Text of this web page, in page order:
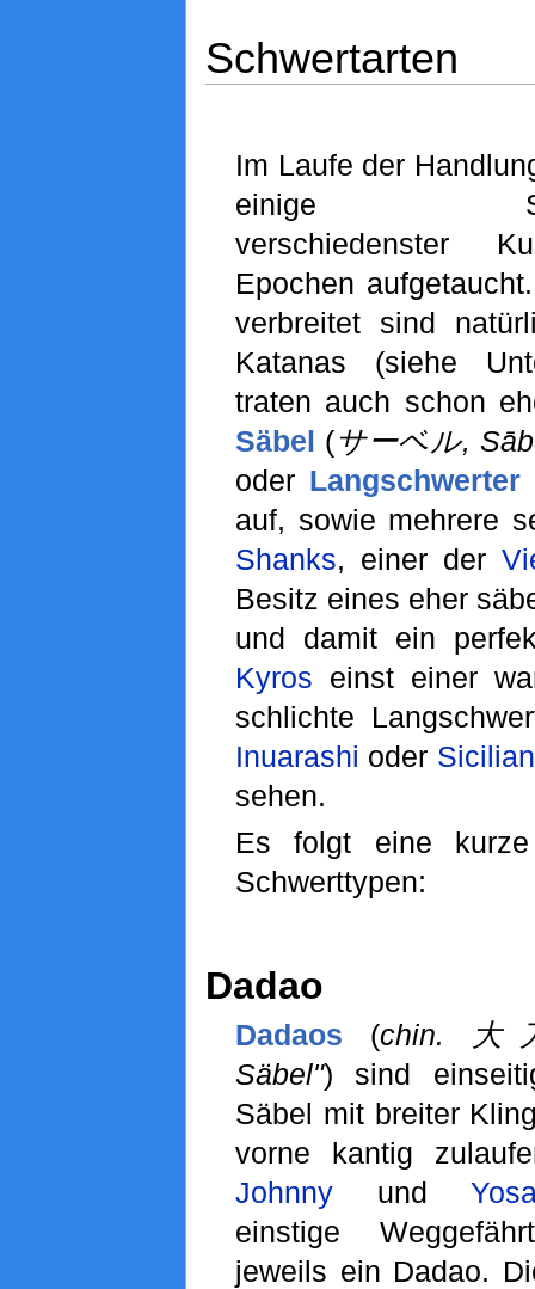
Schwertarten
Im Laufe der
einige
verschiedenster
Epochen
verbreitet sind
Katanas (siehe
traten auch schon
Säbel (サーベル,
oder Langschwerter
auf, sowie mehrere
Shanks, einer der
Besitz eines eher
und damit ein
Kyros einst einer
schlichte
Inuarashi oder Sicilian
sehen.
Es folgt eine kurze
Schwerttypen:
Dadao
Dadaos (chin. 大
Säbel") sind
Säbel mit breiter
vorne kantig
Johnny und
einstige
jeweils ein Dadao.